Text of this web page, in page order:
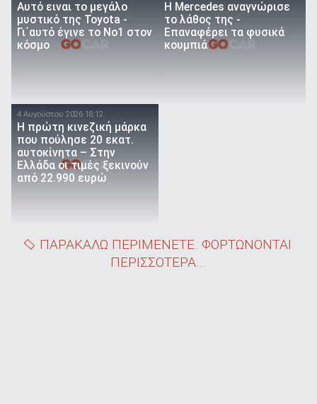
Αυτό ειναι τo μεγάλο
μυστικό της Toyota -
Γι΄αυτό έγινε το Νο1 στον
κόσμο
Η Mercedes αναγνώρισε
το λάθος της -
Επαναφέρει τα φυσικά
κουμπιά
4 Αυγούστου 2026 18:12
Η πρώτη κινεζική μάρκα
που πούλησε 20 εκατ.
αυτοκίνητα – Στην
Ελλάδα οι τιμές ξεκινούν
από 22.990 ευρώ
ΠΑΡΑΚΑΛΩ ΠΕΡΙΜΕΝΕΤΕ. ΦΟΡΤΩΝΟΝΤΑΙ
ΠΕΡΙΣΣΟΤΕΡΑ...